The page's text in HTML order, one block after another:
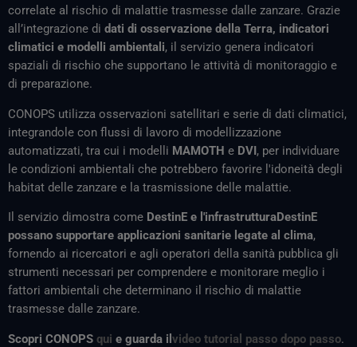
correlate al rischio di malattie trasmesse dalle zanzare. Grazie
all’integrazione di dati di osservazione della Terra, indicatori
climatici e modelli ambientali, il servizio genera indicatori
spaziali di rischio che supportano le attività di monitoraggio e
di preparazione.
CONOPS utilizza osservazioni satellitari e serie di dati climatici,
integrandole con flussi di lavoro di modellizzazione
automatizzati, tra cui i modelli MAMOTH e DVI, per individuare
le condizioni ambientali che potrebbero favorire l'idoneità degli
habitat delle zanzare e la trasmissione delle malattie.
Il servizio dimostra come DestinE e l'infrastrutturaDestinE
possano supportare applicazioni sanitarie legate al clima,
fornendo ai ricercatori e agli operatori della sanità pubblica gli
strumenti necessari per comprendere e monitorare meglio i
fattori ambientali che determinano il rischio di malattie
trasmesse dalle zanzare.
Scopri CONOPS qui e guarda il video tutorial passo dopo passo.